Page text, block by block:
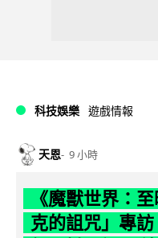
科技娛樂 遊戲情報
天恩 9 小時
《魔獸世界：
克的詛咒」專